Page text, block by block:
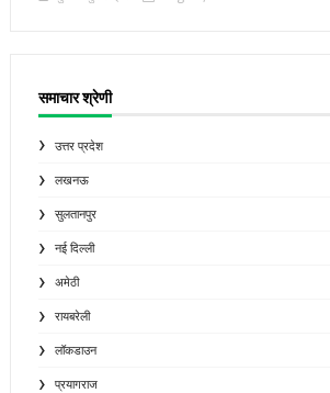
समाचार श्रेणी
उत्तर प्रदेश
लखनऊ
सुलतानपुर
नई दिल्ली
अमेठी
रायबरेली
लॉकडाउन
प्रयागराज